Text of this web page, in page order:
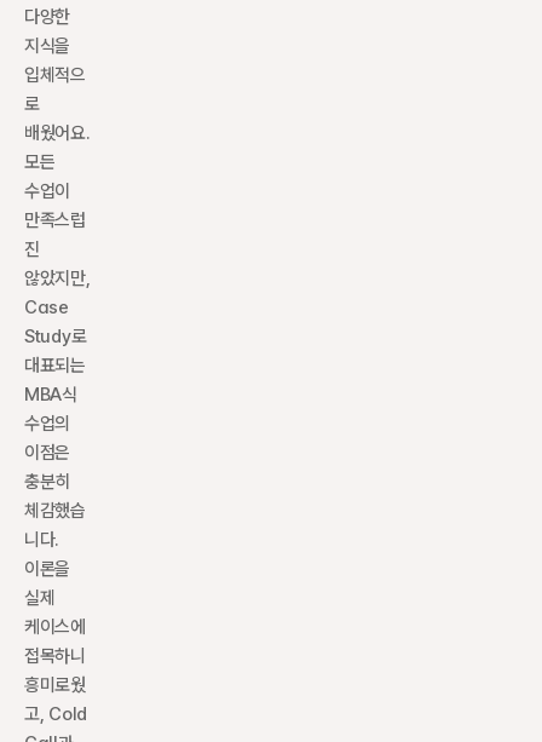
다양한
지식을
입체적으
로
배웠어요.
모든
수업이
만족스럽
진
않았지만,
Case
Study로
대표되는
MBA식
수업의
이점은
충분히
체감했습
니다.
이론을
실제
케이스에
접목하니
흥미로웠
고, Cold